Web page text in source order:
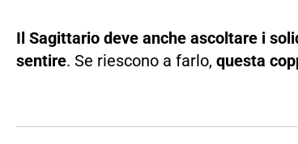
Il Sagittario deve anche ascoltare i
sentire. Se riescono a farlo, questa